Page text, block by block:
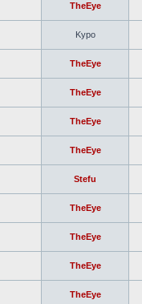
TheEye
Kypo
TheEye
TheEye
TheEye
TheEye
Stefu
TheEye
TheEye
TheEye
TheEye